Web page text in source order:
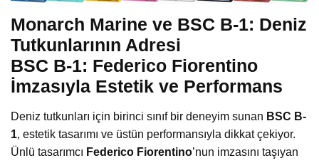
Monarch Marine ve BSC B-1: Deniz
Tutkunlarının Adresi
BSC B-1: Federico Fiorentino
İmzasıyla Estetik ve Performans
Deniz tutkunları için birinci sınıf bir deneyim sunan BSC B-
1, estetik tasarımı ve üstün performansıyla dikkat çekiyor.
Ünlü tasarımcı Federico Fiorentino’nun imzasını taşıyan